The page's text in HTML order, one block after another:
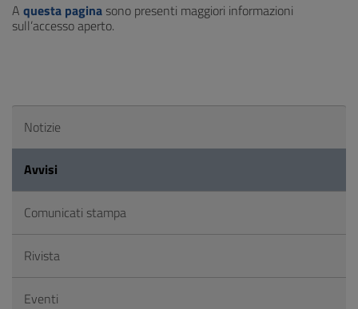
A questa pagina sono presenti maggiori informazioni
sull’accesso aperto.
Notizie
Avvisi
Comunicati stampa
Rivista
Eventi